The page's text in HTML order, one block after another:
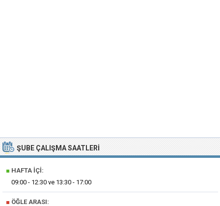
ŞUBE ÇALIŞMA SAATLERI
■ HAFTA İÇI:
09:00 - 12:30 ve 13:30 - 17:00
■ ÖĞLE ARASI: